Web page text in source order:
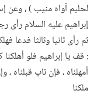
لحليم آواه منيب ) ، وعن
إبراهيم عليه السلام رأى
ثم رأى ثانيا وثالثا فدعا
: قف يا إبراهيم فلو
أمهلناه ، فإن تاب قبلناه
ملكنا